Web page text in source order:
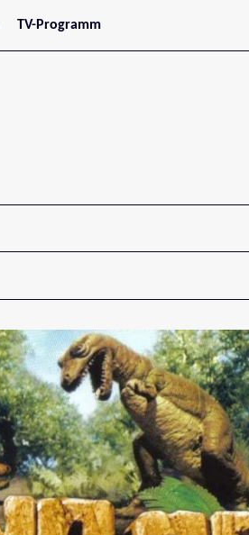
TV-Programm